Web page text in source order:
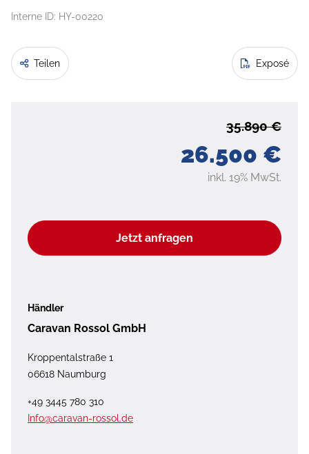
Interne ID: HY-00220
Teilen Exposé
26.500 €
35.890 €
inkl. 19% MwSt.
Jetzt anfragen
Händler
Caravan Rossol GmbH
Kroppentalstraße 1
06618 Naumburg
+49 3445 780 310
Info@caravan-rossol.de